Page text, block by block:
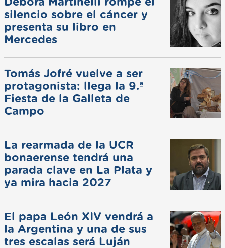
silencio sobre el cáncer y
presenta su libro en
Mercedes
Tomás Jofré vuelve a ser
protagonista: llega la 9.ª
Fiesta de la Galleta de
Campo
La rearmada de la UCR
bonaerense tendrá una
parada clave en La Plata y
ya mira hacia 2027
El papa León XIV vendrá a
la Argentina y una de sus
tres escalas será Luján